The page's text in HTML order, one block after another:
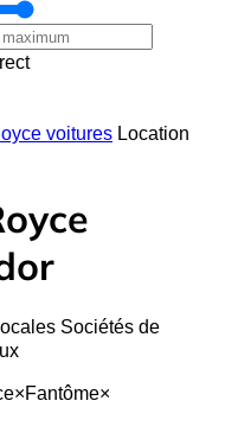
voitures Location
Sociétés de
×Fantôme×